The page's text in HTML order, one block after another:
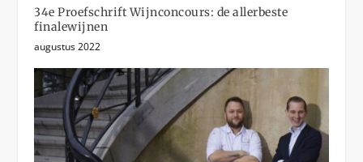
34e Proefschrift Wijnconcours: de allerbeste
finalewijnen
augustus 2022